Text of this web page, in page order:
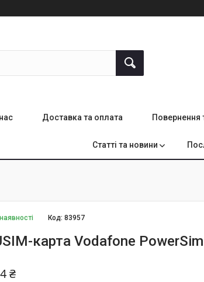
Доставка та оплата Повернення
Статті та новини
Код:83957
карта Vodafone PowerSim
₴